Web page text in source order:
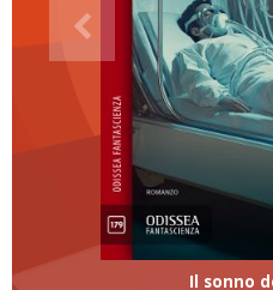
Il sonno